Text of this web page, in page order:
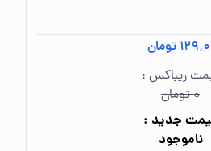
تومان
ریباکس :
۰ تومان
جدید :
ناموجود